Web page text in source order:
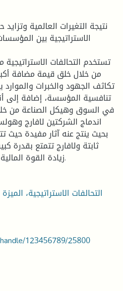
نتيجة التغيرات العالمية
الاستراتيجية بين
تستخدم التحالفات
من خلال خلق قيمة مضافة
تكاثف الجهود والخبرات
تنافسية المؤسسة، إضافة إلى
في السوق وهيكل الصناعة من
اندماج الشركتين لافارج
بحيث ينتج عنه آثار مفيدة حيث
ثابتة ولافارج تتمتع بقدرة
زيادة القوة المالية والابتكارية للشركة الجديدة.
التحالفات الاستراتيجية،
123456789/25800